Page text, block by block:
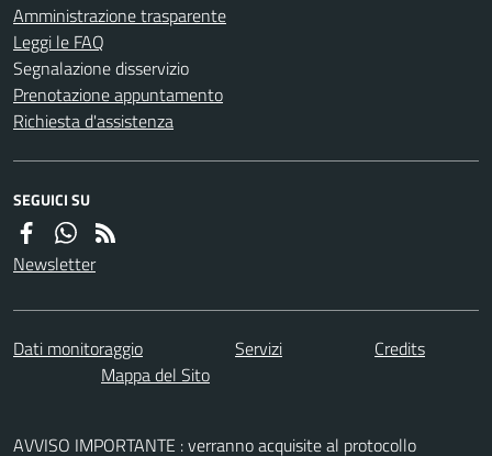
Amministrazione trasparente
Leggi le FAQ
Segnalazione disservizio
Prenotazione appuntamento
Richiesta d'assistenza
SEGUICI SU
Newsletter
Dati monitoraggio Servizi
Credits
Mappa del Sito
AVVISO IMPORTANTE : verranno acquisite al protocollo